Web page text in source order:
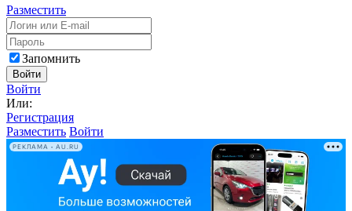
Разместить
Запомнить
Войти
Войти
Или:
Регистрация
Разместить Войти
РЕКЛАМА • AU.RU